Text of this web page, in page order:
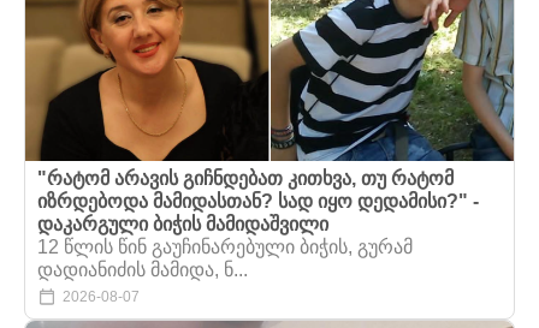
"რატომ არავის გიჩნდებათ კითხვა, თუ რატომ
იზრდებოდა მამიდასთან? სად იყო დედამისი?" -
დაკარგული ბიჭის მამიდაშვილი
12 წლის წინ გაუჩინარებული ბიჭის, გურამ
დადიანიძის მამიდა, ნ...
2026-08-07